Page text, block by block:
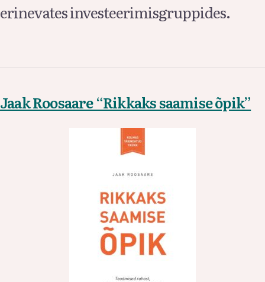
erinevates investeerimisgruppides.
Jaak Roosaare “Rikkaks saamise õpik”